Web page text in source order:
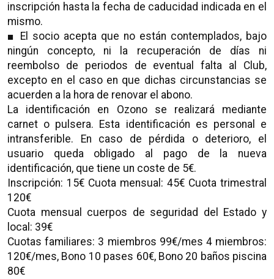
inscripción hasta la fecha de caducidad indicada en el
mismo.
■ El socio acepta que no están contemplados, bajo
ningún concepto, ni la recuperación de días ni
reembolso de periodos de eventual falta al Club,
excepto en el caso en que dichas circunstancias se
acuerden a la hora de renovar el abono.
La identificación en Ozono se realizará mediante
carnet o pulsera. Esta identificación es personal e
intransferible. En caso de pérdida o deterioro, el
usuario queda obligado al pago de la nueva
identificación, que tiene un coste de 5€.
Inscripción: 15€ Cuota mensual: 45€ Cuota trimestral
120€
Cuota mensual cuerpos de seguridad del Estado y
local: 39€
Cuotas familiares: 3 miembros 99€/mes 4 miembros:
120€/mes, Bono 10 pases 60€, Bono 20 baños piscina
80€